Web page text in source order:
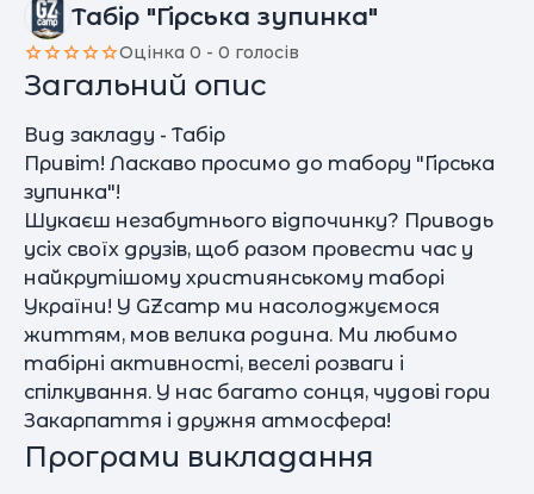
Табір "Гірська зупинка"
Оцінка 0 - 0 голосів
Загальний опис
Вид закладу - Табір
Привіт! Ласкаво просимо до табору "Гірська
зупинка"!
Шукаєш незабутнього відпочинку? Приводь
усіх своїх друзів, щоб разом провести час у
найкрутішому християнському таборі
України! У GZcamp ми насолоджуємося
життям, мов велика родина. Ми любимо
табірні активності, веселі розваги і
спілкування. У нас багато сонця, чудові гори
Закарпаття і дружня атмосфера!
Програми викладання